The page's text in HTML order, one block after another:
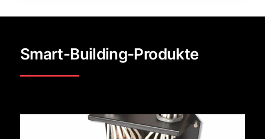
Smart-Building-Produkte